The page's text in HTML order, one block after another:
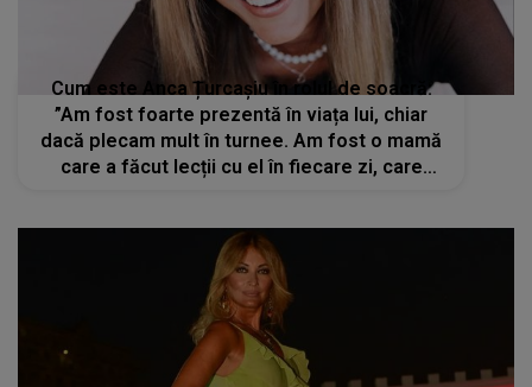
Cum este Anca Țurcașiu în rolul de soacră:
”Am fost foarte prezentă în viața lui, chiar
dacă plecam mult în turnee. Am fost o mamă
care a făcut lecții cu el în fiecare zi, care